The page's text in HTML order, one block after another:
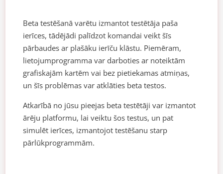
Beta testēšanā varētu izmantot testētāja paša
ierīces, tādējādi palīdzot komandai veikt šīs
pārbaudes ar plašāku ierīču klāstu. Piemēram,
lietojumprogramma var darboties ar noteiktām
grafiskajām kartēm vai bez pietiekamas atmiņas,
un šīs problēmas var atklāties beta testos.
Atkarībā no jūsu pieejas beta testētāji var izmantot
ārēju platformu, lai veiktu šos testus, un pat
simulēt ierīces, izmantojot testēšanu starp
pārlūkprogrammām.